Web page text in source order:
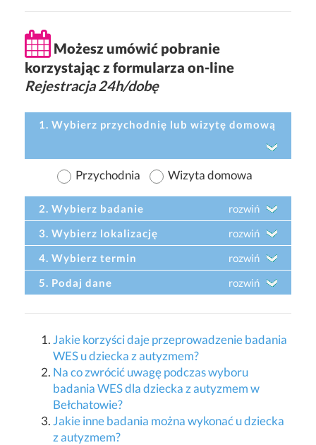
Możesz umówić pobranie
korzystając z formularza on-line
Rejestracja 24h/dobę
1. Wybierz przychodnię lub wizytę domową
Przychodnia Wizyta domowa
2. Wybierz badanie
rozwiń
3. Wybierz lokalizację
rozwiń
4. Wybierz termin
rozwiń
5. Podaj dane
rozwiń
Jakie korzyści daje przeprowadzenie badania
WES u dziecka z autyzmem?
Na co zwrócić uwagę podczas wyboru
badania WES dla dziecka z autyzmem w
Bełchatowie?
Jakie inne badania można wykonać u dziecka
z autyzmem?